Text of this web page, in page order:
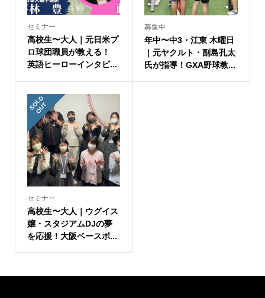
セミナー
高校生〜大人｜元日米プ
ロ球団職員が教える！
英語ヒーローインタビ...
募集中
年中〜中3・江東 木曜日
｜元ヤクルト・副島孔太
氏が指導！GXA野球教...
S
O
L
D
O
U
T
セミナー
高校生〜大人｜ウグイス
嬢・スタジアムDJの夢
を応援！大阪ベースボ...